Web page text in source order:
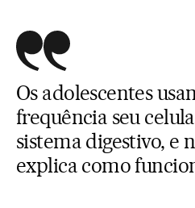
Os adolescentes
frequência seu
sistema digestivo, e
explica como